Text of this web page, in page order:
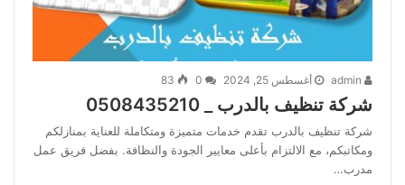
أغسطس 25, 2024 83
شركة تنظيف بالدرب _ 0508435210
شركة تنظيف بالدرب تقدم خدمات متميزة ومتكاملة للعناية بمنازلكم
ومكاتبكم، مع الالتزام بأعلى معايير الجودة والنظافة. بفضل فريق عمل
مدرب…